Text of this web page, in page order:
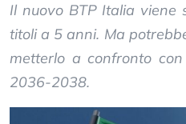
Il nuovo BTP Italia viene
titoli a 5 anni. Ma
metterlo a confronto
2036-2038.